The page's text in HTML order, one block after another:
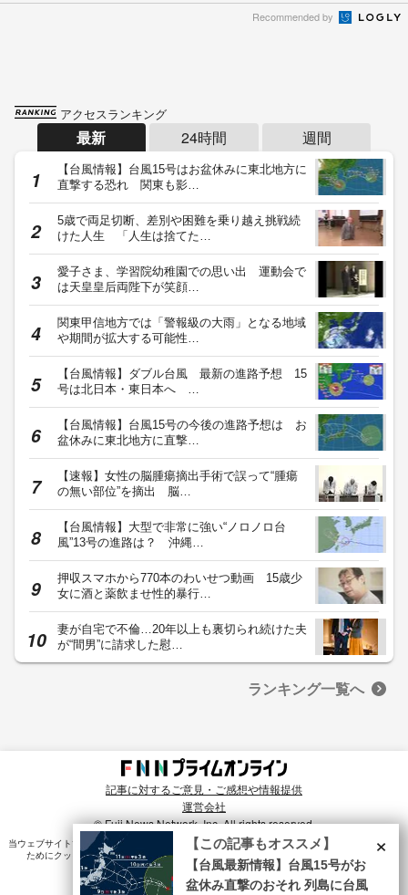
Recommended by
アクセスランキング
最新 24時間 週間
【台風情報】台風15号はお盆休みに東北地方に
直撃する恐れ 関東も影…
5歳で両足切断、差別や困難を乗り越え挑戦続
けた人生 「人生は捨てた…
愛子さま、学習院幼稚園での思い出 運動会で
は天皇皇后両陛下が笑顔…
関東甲信地方では「警報級の大雨」となる地域
や期間が拡大する可能性…
【台風情報】ダブル台風 最新の進路予想 15
号は北日本・東日本へ …
【台風情報】台風15号の今後の進路予想は お
盆休みに東北地方に直撃…
【速報】女性の脳腫瘍摘出手術で誤って“腫瘍
の無い部位”を摘出 脳…
【台風情報】大型で非常に強い“ノロノロ台
風”13号の進路は？ 沖縄…
押収スマホから770本のわいせつ動画 15歳少
女に酒と薬飲ませ性的暴行…
妻が自宅で不倫…20年以上も裏切られ続けた夫
が“間男”に請求した慰…
ランキング一覧へ
記事に対するご意見・ご感想や情報提供
運営会社
© Fuji News Network, Inc. All rights reserved.
当ウェブサイトでは、ユーザのニーズ・興味・関⼼に合致したコンテンツや広告配信を提供する
ためにクッキーを使⽤しています。詳細は、
プライバシーポリシー をご確認ください。×
【この記事もオススメ】
【台風最新情報】台風15号がお
盆休み直撃のおそれ 列島に台風